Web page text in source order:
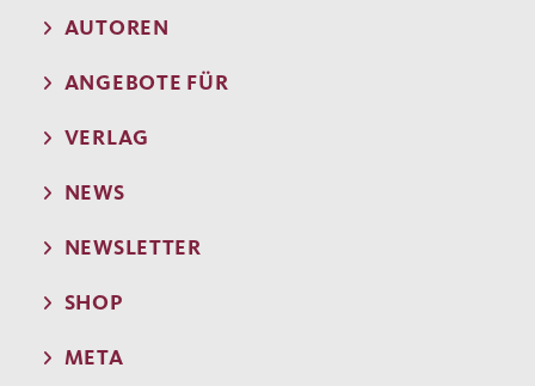
AUTOREN
ANGEBOTE FÜR
VERLAG
NEWS
NEWSLETTER
SHOP
META